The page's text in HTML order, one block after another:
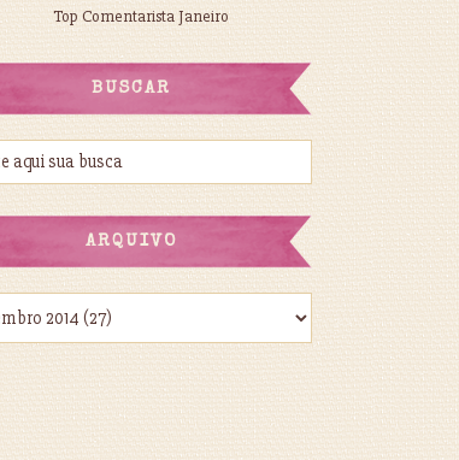
Top Comentarista Janeiro
BUSCAR
ARQUIVO